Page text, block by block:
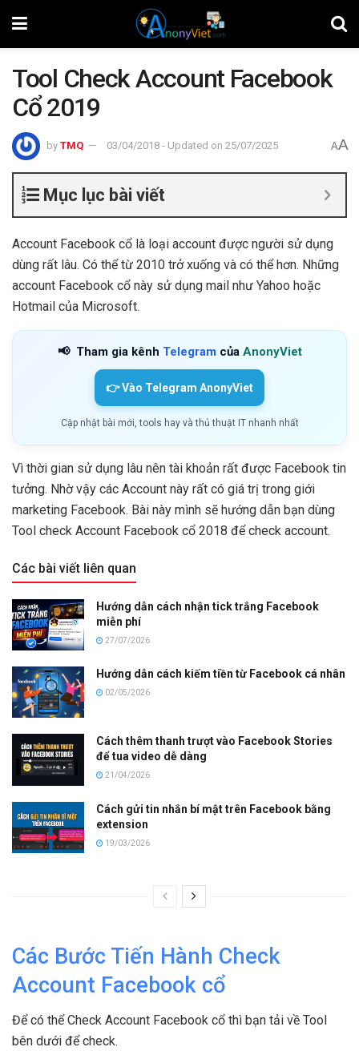
Tool Check Account Facebook
Cổ 2019
by TMQ 03/04/2018 - Updated on 25/07/2025 AA
Mục lục bài viết
Account Facebook cổ là loại account được người sử dụng
dùng rất lâu. Có thể từ 2010 trở xuống và có thể hơn. Những
account Facebook cổ này sử dụng mail như Yahoo hoặc
Hotmail của Microsoft.
📢 Tham gia kênh Telegram của AnonyViet
👉 Vào Telegram AnonyViet
Cập nhật bài mới, tools hay và thủ thuật IT nhanh nhất
Vì thời gian sử dụng lâu nên tài khoản rất được Facebook tin
tưởng. Nhờ vậy các Account này rất có giá trị trong giới
marketing Facebook. Bài này mình sẽ hướng dẫn bạn dùng
Tool check Account Facebook cổ 2018 để check account.
Các bài viết liên quan
Hướng dẫn cách nhận tick trắng Facebook
miễn phí
27/07/2026
Hướng dẫn cách kiếm tiền từ Facebook cá nhân
02/05/2026
Cách thêm thanh trượt vào Facebook Stories
để tua video dễ dàng
21/04/2026
Cách gửi tin nhắn bí mật trên Facebook bằng
extension
19/03/2026
Các Bước Tiến Hành Check
Account Facebook cổ
Để có thể Check Account Facebook cổ thì bạn tải về Tool
bên dưới để check.